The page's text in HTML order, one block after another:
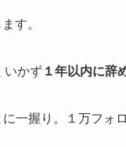
す。
いかず １年以内に辞
一握り。１万フォ